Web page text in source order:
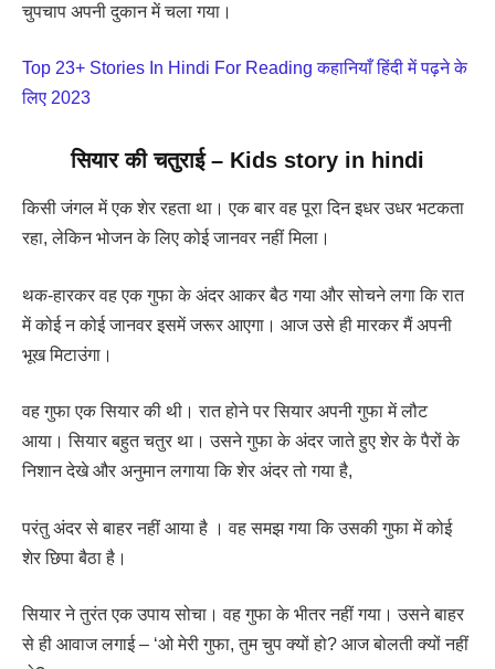
चुपचाप अपनी दुकान में चला गया।
Top 23+ Stories In Hindi For Reading कहानियाँ हिंदी में पढ़ने के
लिए 2023
सियार की चतुराई – Kids story in hindi
किसी जंगल में एक शेर रहता था। एक बार वह पूरा दिन इधर उधर भटकता
रहा, लेकिन भोजन के लिए कोई जानवर नहीं मिला।
थक-हारकर वह एक गुफा के अंदर आकर बैठ गया और सोचने लगा कि रात
में कोई न कोई जानवर इसमें जरूर आएगा। आज उसे ही मारकर मैं अपनी
भूख मिटाउंगा।
वह गुफा एक सियार की थी। रात होने पर सियार अपनी गुफा में लौट
आया। सियार बहुत चतुर था। उसने गुफा के अंदर जाते हुए शेर के पैरों के
निशान देखे और अनुमान लगाया कि शेर अंदर तो गया है,
परंतु अंदर से बाहर नहीं आया है । वह समझ गया कि उसकी गुफा में कोई
शेर छिपा बैठा है।
सियार ने तुरंत एक उपाय सोचा। वह गुफा के भीतर नहीं गया। उसने बाहर
से ही आवाज लगाई – ‘ओ मेरी गुफा, तुम चुप क्यों हो? आज बोलती क्यों नहीं